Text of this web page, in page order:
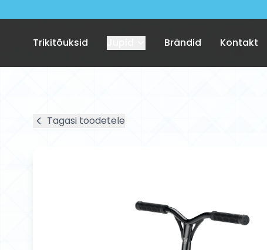
Trikitõuksid Brändid Kontakt
Tagasi toodetele